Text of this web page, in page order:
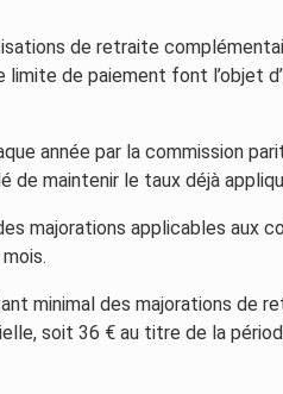
de retraite
de paiement font l’objet
année par la commission
de maintenir le taux déjà
majorations applicables aux
minimal des majorations de
soit 36 € au titre de la